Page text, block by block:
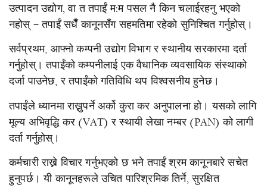
उत्पादन उद्योग, वा त तपाईं म:म पसल नै किन चलाईरहनु भएको
नहोस् – तपाईं सधैँ कानूनसँग सहमतिमा रहेको सुनिश्चित गर्नुहोस्।
सर्वप्रथम, आफ्नो कम्पनी उद्योग विभाग र स्थानीय सरकारमा दर्ता
गर्नुहोस्। तपाईंको कम्पनीलाई एक वैधानिक व्यवसायिक संस्थाको
दर्जा पाउनेछ, र तपाईंको गतिविधि थप विश्वसनीय हुनेछ।
तपाईंले ध्यानमा राख्नुपर्ने अर्को कुरा कर अनुपालना हो। यसको लागि
मूल्य अभिवृद्धि कर (VAT) र स्थायी लेखा नम्बर (PAN) को लागी
दर्ता गर्नुहोस्।
कर्मचारी राख्ने विचार गर्नुभएको छ भने तपाईं श्रम कानूनबारे सचेत
हुनुपर्छ। यी कानूनहरूले उचित पारिश्रमिक तिर्ने, सुरक्षित